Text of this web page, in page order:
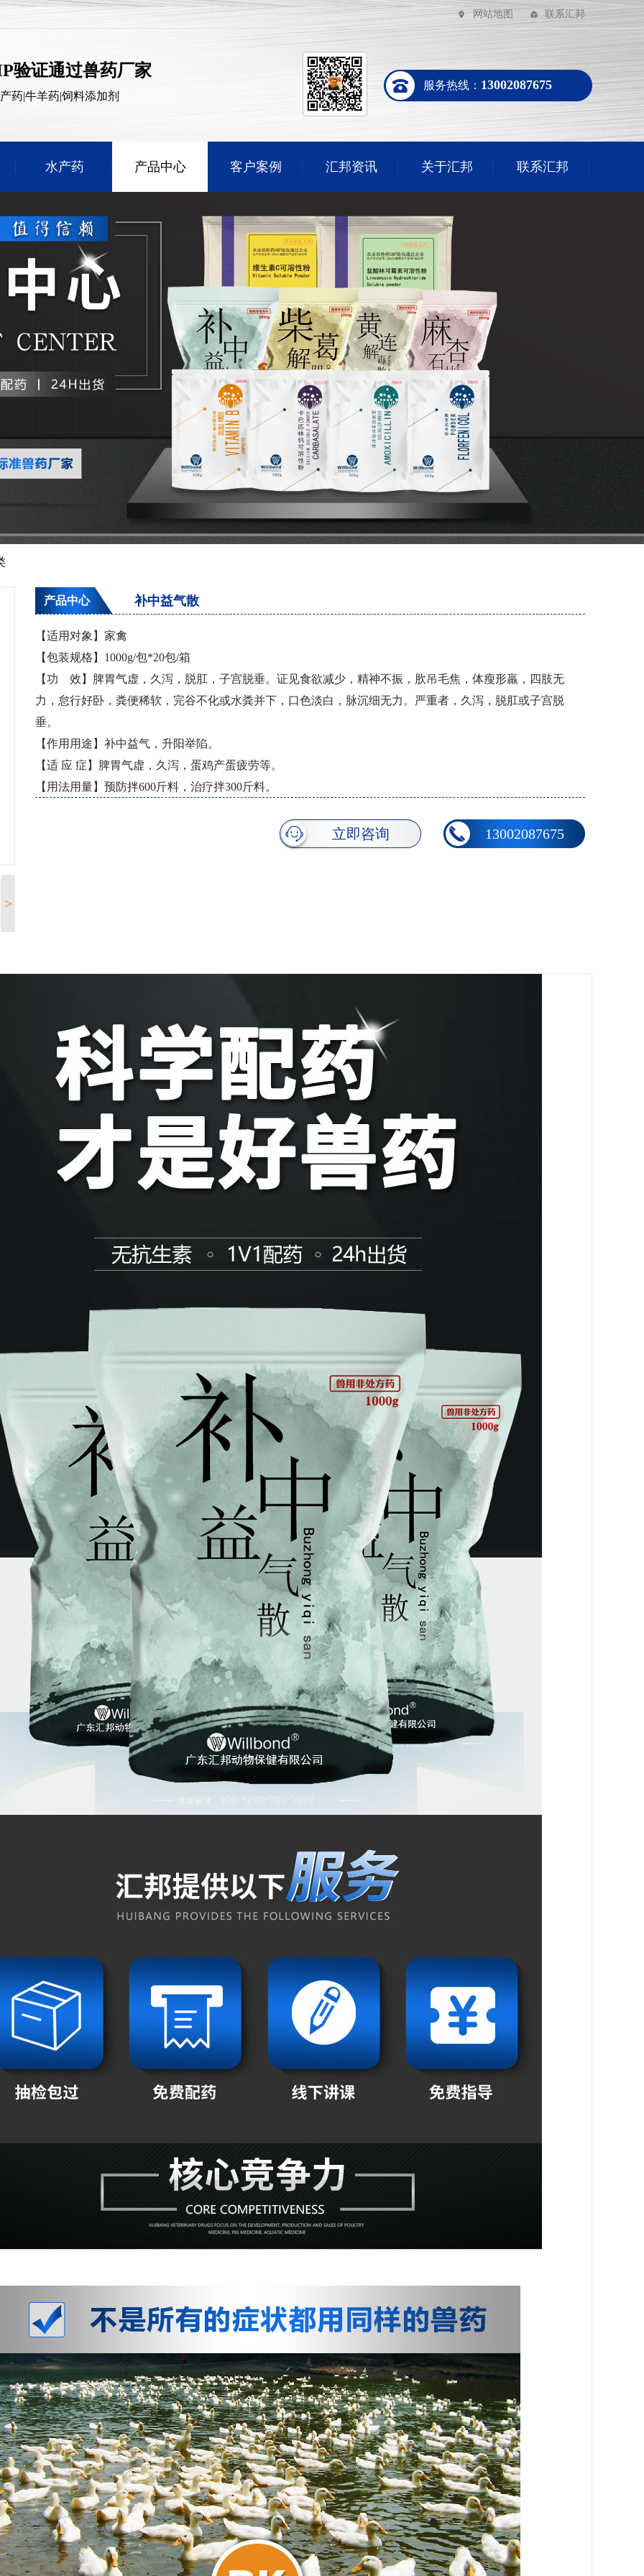
网站地图 联系汇邦
验证通过兽药厂家
药|牛羊药|饲料添加剂
服务热线： 13002087675
水产药 产品中心 客户案例 汇邦资讯 关于汇邦 联系汇邦
>
产品中心 补中益气散
【适用对象】家禽
【包装规格】1000g/包*20包/箱
【功 效】脾胃气虚，久泻，脱肛，子宫脱垂。证见食欲减少，精神不振，肷吊毛焦，体瘦形羸，四肢无
力，怠行好卧，粪便稀软，完谷不化或水粪并下，口色淡白，脉沉细无力。严重者，久泻，脱肛或子宫脱
垂。
【作用用途】补中益气，升阳举陷。
【适 应 症】脾胃气虚，久泻，蛋鸡产蛋疲劳等。
【用法用量】预防拌600斤料，治疗拌300斤料。
立即咨询 13002087675